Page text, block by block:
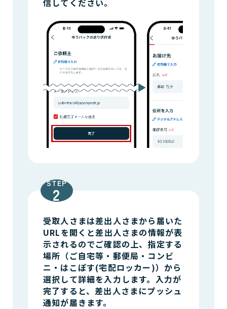
信してください。
STEP
受取人さまは差出人さまから届いた
URLを開くと差出人さまの情報が表
示されるのでご確認の上、指定する
場所（ご自宅等・郵便局・コンビ
ニ・はこぽす(宅配ロッカー)）から
選択して詳細を入力します。入力が
完了すると、差出人さまにプッシュ
通知が届きます。